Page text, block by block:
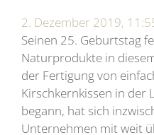
2. Dezember 2019,
Seinen 25. Geburtstag
Naturprodukte in
der Fertigung von
Kirschkernkissen in der
begann, hat sich
Unternehmen mit weit